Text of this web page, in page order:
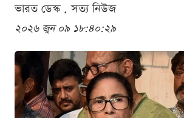
ভারত ডেস্ক . সত্য নিউজ
২০২৬ জুন ০৯ ১৮:৪০:২৯